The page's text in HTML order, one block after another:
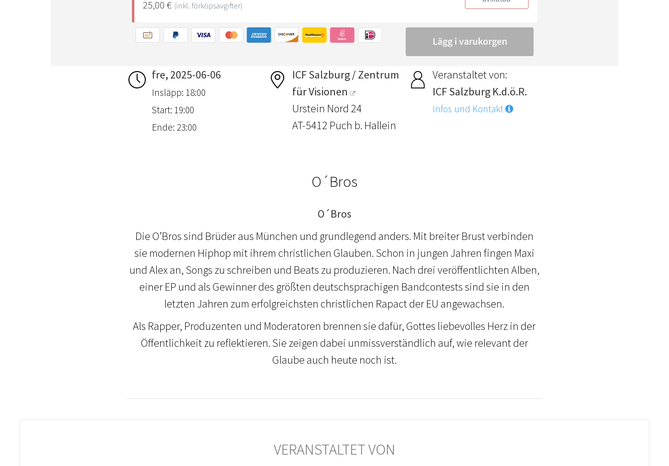
fre, 2025-06-06
Insläpp: 18:00
Start: 19:00
Ende: 23:00
ICF Salzburg / Zentrum
für Visionen
Urstein Nord 24
AT-5412 Puch b. Hallein
Veranstaltet von:
ICF Salzburg K.d.ö.R.
Infos und Kontakt
O´Bros
O´Bros
Die O’Bros sind Brüder aus München und grundlegend anders. Mit breiter Brust verbinden
sie modernen Hiphop mit ihrem christlichen Glauben. Schon in jungen Jahren fingen Maxi
und Alex an, Songs zu schreiben und Beats zu produzieren. Nach drei veröffentlichten Alben,
einer EP und als Gewinner des größten deutschsprachigen Bandcontests sind sie in den
letzten Jahren zum erfolgreichsten christlichen Rapact der EU angewachsen.
Als Rapper, Produzenten und Moderatoren brennen sie dafür, Gottes liebevolles Herz in der
Öffentlichkeit zu reflektieren. Sie zeigen dabei unmissverständlich auf, wie relevant der
Glaube auch heute noch ist.
VERANSTALTET VON